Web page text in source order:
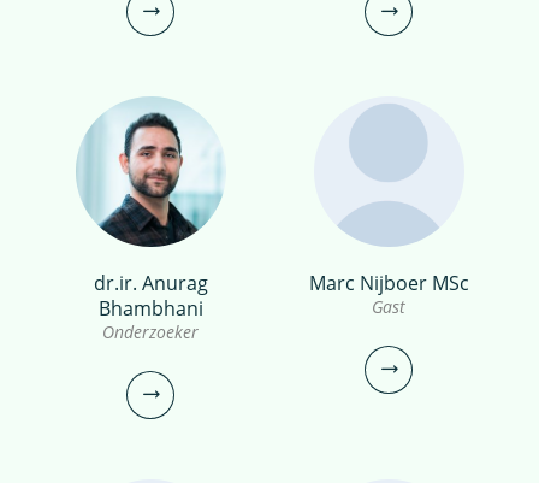
narges.esfandiar@kwrwater.nl
bekijk profiel
martijn.antheunisse@kwrwater.nl
bekijk profiel
Carola Koopmans Marcel Kerbusch
Controller
dr.ir. Anurag
Bhambhani
Onderzoeker
Marc Nijboer MSc
Gast